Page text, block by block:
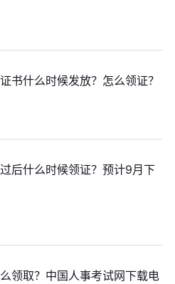
书什么时候发放？怎么领证？
后什么时候领证？预计9月下
领取？中国人事考试网下载电